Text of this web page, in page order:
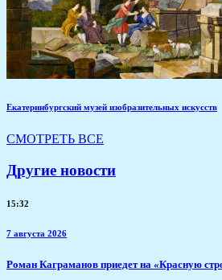
Екатеринбургский музей изобразительных искусств
СМОТРЕТЬ ВСЕ
Другие новости
15:32
7 августа 2026
​Роман Каграманов приедет на «Красную